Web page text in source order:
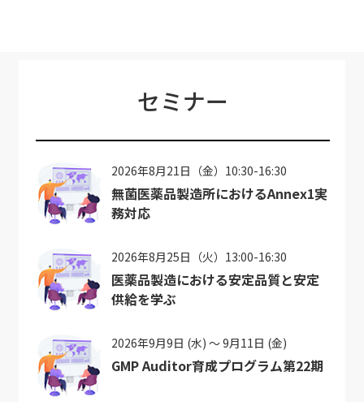
セミナー
2026年8月21日（金）10:30-16:30
無菌医薬品製造所におけるAnnex1実
務対応
2026年8月25日（火）13:00-16:30
医薬品製造における安定品質と安定
供給を学ぶ
2026年9月9日 (水) ～ 9月11日 (金)
GMP Auditor育成プログラム第22期